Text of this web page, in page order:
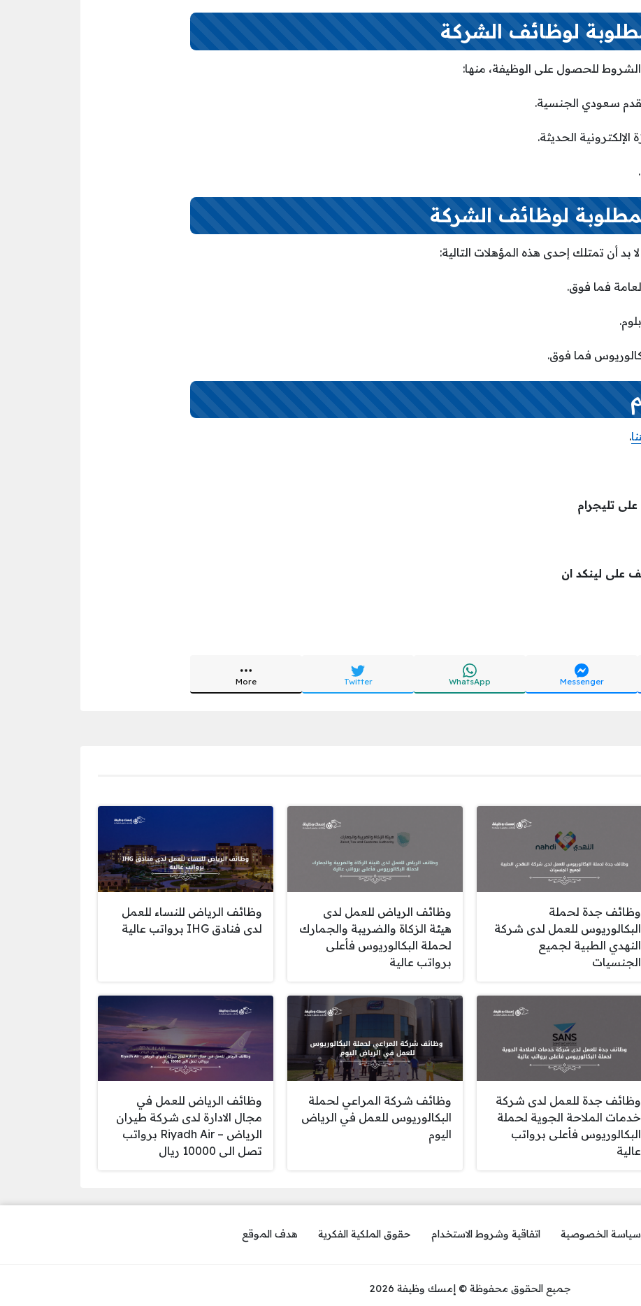
لوظائف الشركة
للحصول على الوظيفة، منها:
سعودي الجنسية.
الحديثة.
لوظائف الشركة
بد أن تمتلك إحدى هذه المؤهلات التالية:
فما فوق.
فما فوق.
.
تليجرام
على لينكد ان
Messenger
WhatsApp
Twitter
More
وظائف جدة لحملة
البكالوريوس للعمل لدى شركة
النهدي الطبية لجميع
الجنسيات
وظائف الرياض للعمل لدى
هيئة الزكاة والضريبة والجمارك
لحملة البكالوريوس فأعلى
برواتب عالية
وظائف الرياض للنساء للعمل
لدى فنادق IHG برواتب عالية
وظائف جدة للعمل لدى شركة
خدمات الملاحة الجوية لحملة
البكالوريوس فأعلى برواتب
عالية
وظائف شركة المراعي لحملة
البكالوريوس للعمل في الرياض
اليوم
وظائف الرياض للعمل في
مجال الادارة لدى شركة طيران
الرياض – Riyadh Air برواتب
تصل الى 10000 ريال
سياسة الخصوصية اتفاقية وشروط الاستخدام حقوق الملكية الفكرية هدف الموقع
جميع الحقوق محفوظة © إمسك وظيفة 2026